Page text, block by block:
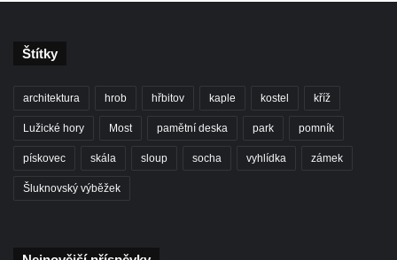
Kříž na hřbitově v Teplicích nad Metují
Polici nad Metují
Štítky
architektura hrob hřbitov kaple kostel kříž
Lužické hory Most pamětní deska park pomník
pískovec skála sloup socha vyhlídka zámek
Šluknovský výběžek